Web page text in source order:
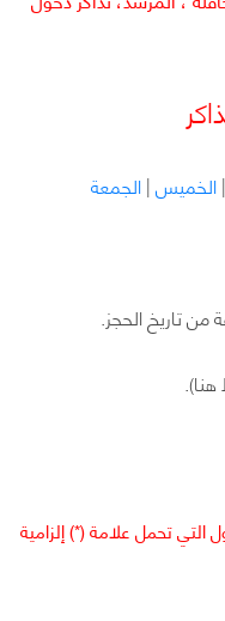
|الخميس|الجمعة
التي تحمل علامة (*) إلزامية